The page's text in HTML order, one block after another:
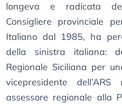
longeva e radicata
Consigliere provinciale
Italiano dal 1985, ha
della sinistra italiana:
Regionale Siciliana per
vicepresidente
assessore regionale alla